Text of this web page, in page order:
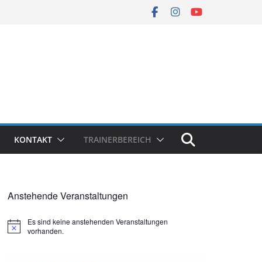
KONTAKT TRAINERBEREICH
Anstehende Veranstaltungen
H
Es sind keine anstehenden Veranstaltungen
vorhanden.